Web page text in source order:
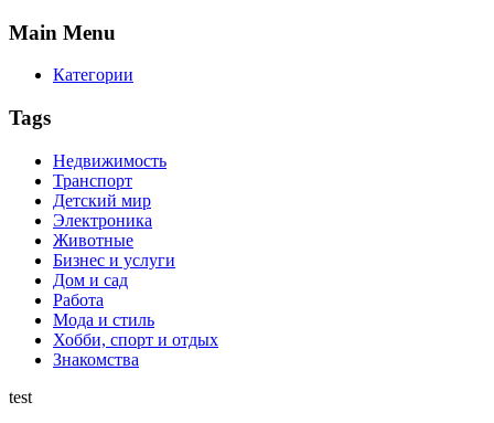
Main Menu
Категории
Tags
Недвижимость
Транспорт
Детский мир
Электроника
Животные
Бизнес и услуги
Дом и сад
Работа
Мода и стиль
Хобби, спорт и отдых
Знакомства
test